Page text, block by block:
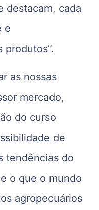
destacam, cada
e
produtos”.
as nossas
mercado,
do curso
de
tendências do
o que o mundo
agropecuários